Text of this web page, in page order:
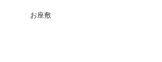
お座敷